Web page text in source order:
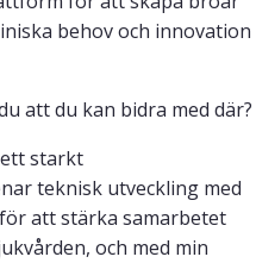
behov och innovation
att du kan bidra med där?
ett starkt
teknisk utveckling med
att stärka samarbetet
och med min